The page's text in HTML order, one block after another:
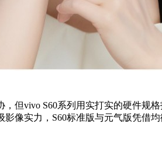
但vivo S60系列用实打实的硬件规
像实力，S60标准版与元气版凭借